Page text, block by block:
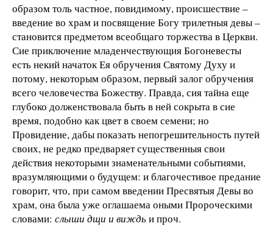
образом толь частное, повидимому, происшествие –
введение во храм и посвящение Богу трилетныя девы –
становится предметом всеобщаго торжества в Церкви.
Сие приключение младенчествующия Богоневесты
есть некий начаток Ея обручения Святому Духу и
потому, некоторым образом, первый залог обручения
всего человечества Божеству. Правда, сия тайна еще
глубоко долженствовала быть в ней сокрыта в сие
время, подобно как цвет в своем семени; но
Провидение, дабы показать непогрешительность путей
своих, не редко предваряет существенныя свои
действия некоторыми знаменательными событиями,
вразумляющими о будущем: и благочестивое предание
говорит, что, при самом введении Пресвятыя Девы во
храм, она была уже оглашаема оными Пророческими
словами: слыши дщи и виждьи проч.